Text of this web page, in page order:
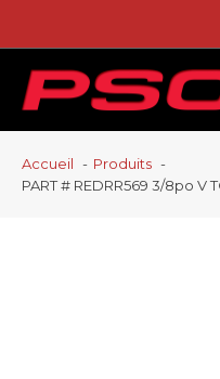
Accueil
Produits
PART # REDRR569 3/8po V